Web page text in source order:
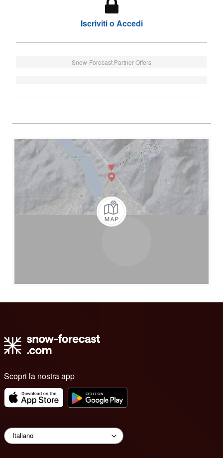
Iscriviti o Accedi
Snow-Forecast Partner Offers
Scopri la nostra app